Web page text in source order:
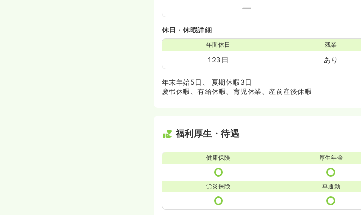
休日・休暇詳細
年間休日
123日
残業
あり
年末年始5日、 夏期休暇3日
慶弔休暇、有給休暇、育児休業、産前産後休暇
福利厚生・待遇
健康保険 厚生年金
労災保険 車通勤